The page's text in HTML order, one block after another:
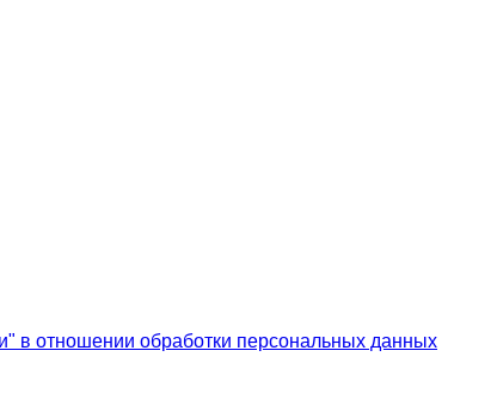
в отношении обработки персональных данных